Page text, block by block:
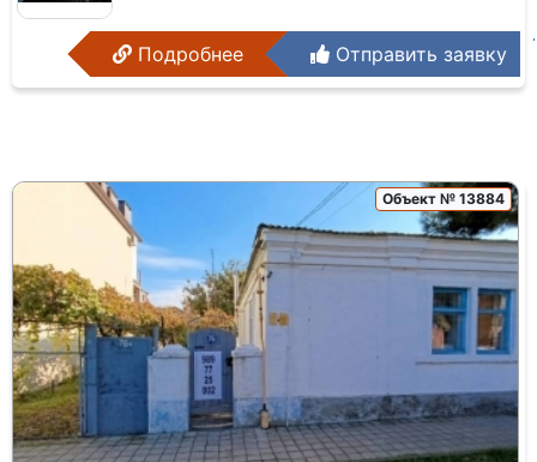
Подробнее Отправить заявку
Объект № 13884